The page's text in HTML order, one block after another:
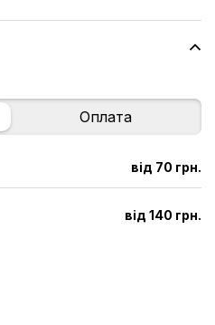
Оплата
від 70 грн.
від 140 грн.